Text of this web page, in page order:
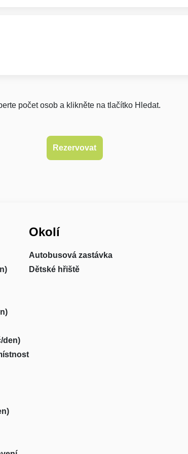
počet osob a klikněte na tlačítko Hledat.
den)
Okolí
Autobusová zastávka
Dětské hřiště